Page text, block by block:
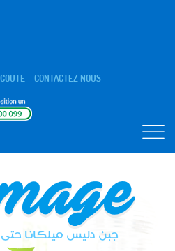
CONTACTEZ NOUS